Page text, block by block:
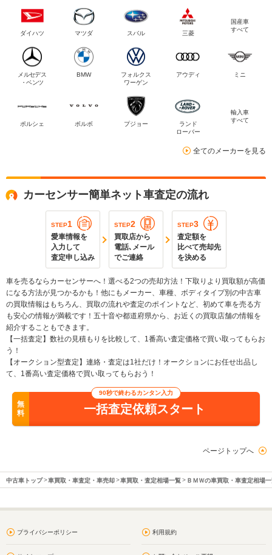
ダイハツ マツダ スバル 三菱
国産車
すべて
メルセデス
・ベンツ
BMW
フォルクス
ワーゲン
アウディ ミニ
ポルシェ ボルボ プジョー
ランド
ローバー
輸入車
すべて
全てのメーカーを見る
カーセンサー簡単ネット車査定の流れ
STEP1
愛車情報を
入力して
査定申し込み
STEP2
買取店から
電話､メール
でご連絡
STEP3
査定額を
比べて売却先
を決める
車を売るならカーセンサーへ！選べる2つの売却方法！下取りより買取額が高価
になる方法が見つかるかも！他にもメーカー、車種、ボディタイプ別の中古車
の買取情報はもちろん、買取の流れや査定のポイントなど、初めて車を売る方
も安心の情報が満載です！五十音や都道府県から、お近くの買取店舗の情報を
紹介することもできます。
【一括査定】数社の見積もりを比較して、1番高い査定価格で買い取ってもらお
う！
【オークション型査定】連絡・査定は1社だけ！オークションにお任せ出品し
て、1番高い査定価格で買い取ってもらおう！
無
料
90秒で終わるカンタン入力
一括査定依頼スタート
ページトップへ
中古車トップ 車買取・車査定・車売却 車買取・査定相場一覧 ＢＭＷの車買取・車査定相場
プライバシーポリシー 利用規約